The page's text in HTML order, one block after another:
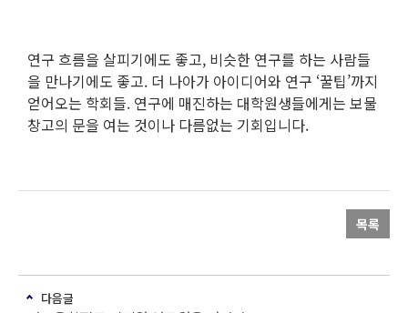
연구 흐름을 살피기에도 좋고, 비슷한 연구를 하는 사람들
을 만나기에도 좋고. 더 나아가 아이디어와 연구 ‘꿀팁’까지
얻어오는 학회들. 연구에 매진하는 대학원생들에게는 보물
창고의 문을 여는 것이나 다름없는 기회입니다.
목록
다음글